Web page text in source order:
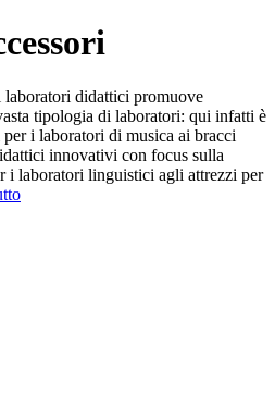
laboratori didattici promuove
tipologia di laboratori: qui infatti è
i laboratori di musica ai bracci
innovativi con focus sulla
i laboratori linguistici agli attrezzi per